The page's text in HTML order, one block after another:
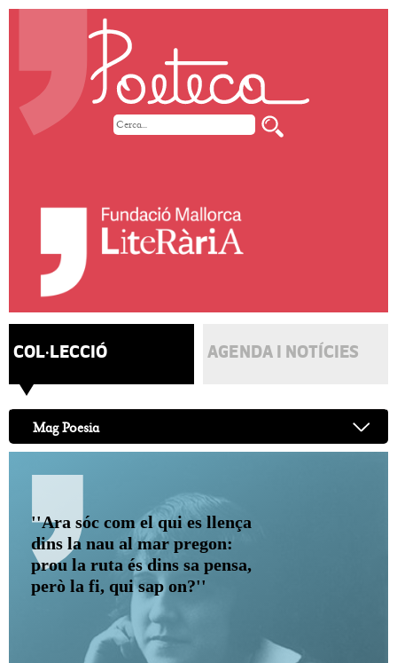
COL·LECCIÓ AGENDA I NOTÍCIES
Mag Poesia
''Ara sóc com el qui es llença
dins la nau al mar pregon:
prou la ruta és dins sa pensa,
però la fi, qui sap on?''